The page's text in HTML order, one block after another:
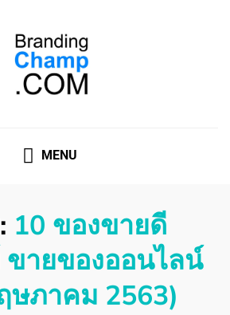
MENU
10 ของขายดี
ายของออนไลน์
ษภาคม 2563)